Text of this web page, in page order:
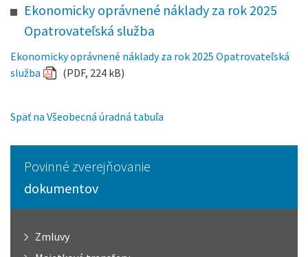
Ekonomicky oprávnené náklady za rok 2025
Opatrovateľská služba
Ekonomicky oprávnené náklady za rok 2025 Opatrovateľská
služba
(PDF, 224 kB)
Späť na Všeobecná úradná tabuľa
Povinné zverejňovanie
dokumentov
Zmluvy